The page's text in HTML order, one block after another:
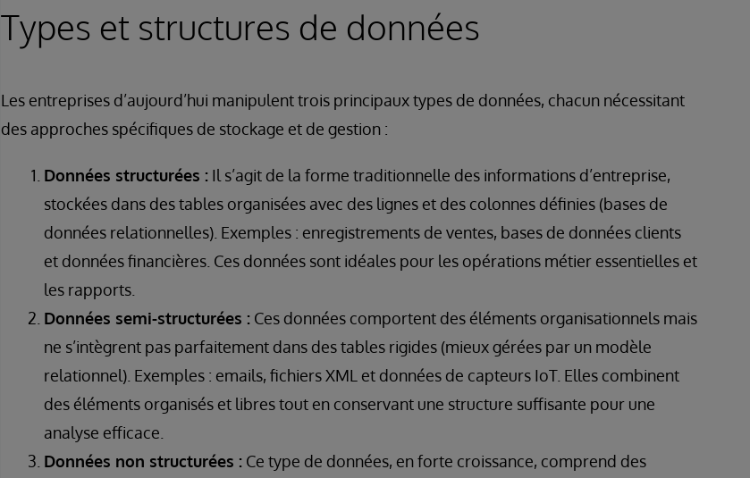
Types et structures de données
Les entreprises d’aujourd’hui manipulent trois principaux types de données, chacun nécessitant
des approches spécifiques de stockage et de gestion :
Données structurées : Il s’agit de la forme traditionnelle des informations d’entreprise,
stockées dans des tables organisées avec des lignes et des colonnes définies (bases de
données relationnelles). Exemples : enregistrements de ventes, bases de données clients
et données financières. Ces données sont idéales pour les opérations métier essentielles et
les rapports.
Données semi-structurées : Ces données comportent des éléments organisationnels mais
ne s’intègrent pas parfaitement dans des tables rigides (mieux gérées par un modèle
relationnel). Exemples : emails, fichiers XML et données de capteurs IoT. Elles combinent
des éléments organisés et libres tout en conservant une structure suffisante pour une
analyse efficace.
Données non structurées : Ce type de données, en forte croissance, comprend des